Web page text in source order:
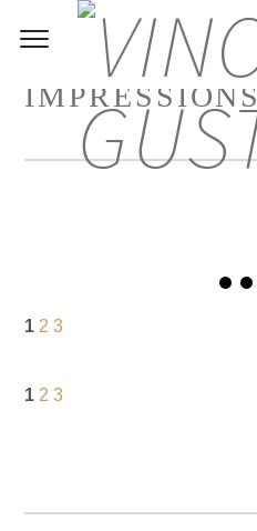
IMPRESSIONS
1 2 3
1 2 3